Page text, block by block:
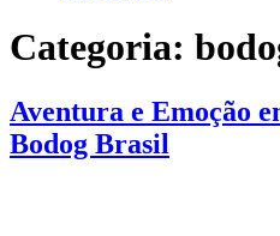
Categoria:
Aventura e Emoção
Bodog Brasil